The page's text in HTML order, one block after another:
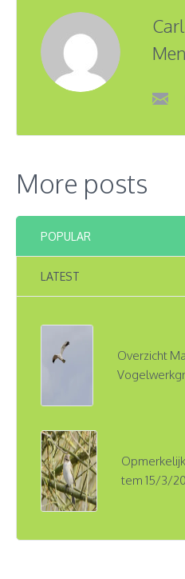
More posts
POPULAR
LATEST
Overzicht
tem 15/3/20